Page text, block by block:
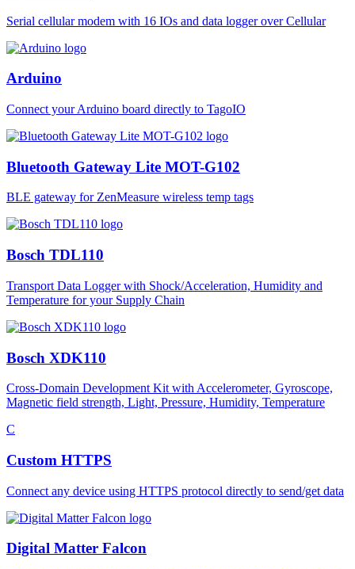
Serial cellular modem with 16 IOs and data logger over Cellular
Arduino
Connect your Arduino board directly to TagoIO
Bluetooth Gateway Lite MOT-G102
BLE gateway for ZenMeasure wireless temp tags
Bosch TDL110
Transport Data Logger with Shock/Acceleration, Humidity and
Temperature for your Supply Chain
Bosch XDK110
Cross-Domain Development Kit with Accelerometer, Gyroscope,
Magnetic field strength, Light, Pressure, Humidity, Temperature
C
Custom HTTPS
Connect any device using HTTPS protocol directly to send/get data
Digital Matter Falcon